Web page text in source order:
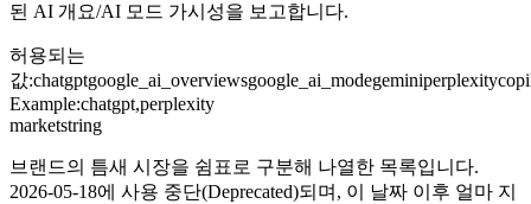
된 AI 개요/AI 모드 가시성을 보고합니다.
허용되는
값:chatgptgoogle_ai_overviewsgoogle_ai_modegeminiperplexity
Example:chatgpt,perplexity
marketstring
브랜드의 틈새 시장을 쉼표로 구분해 나열한 목록입니다.
2026-05-18에 사용 중단(Deprecated)되며, 이 날짜 이후 얼마 지